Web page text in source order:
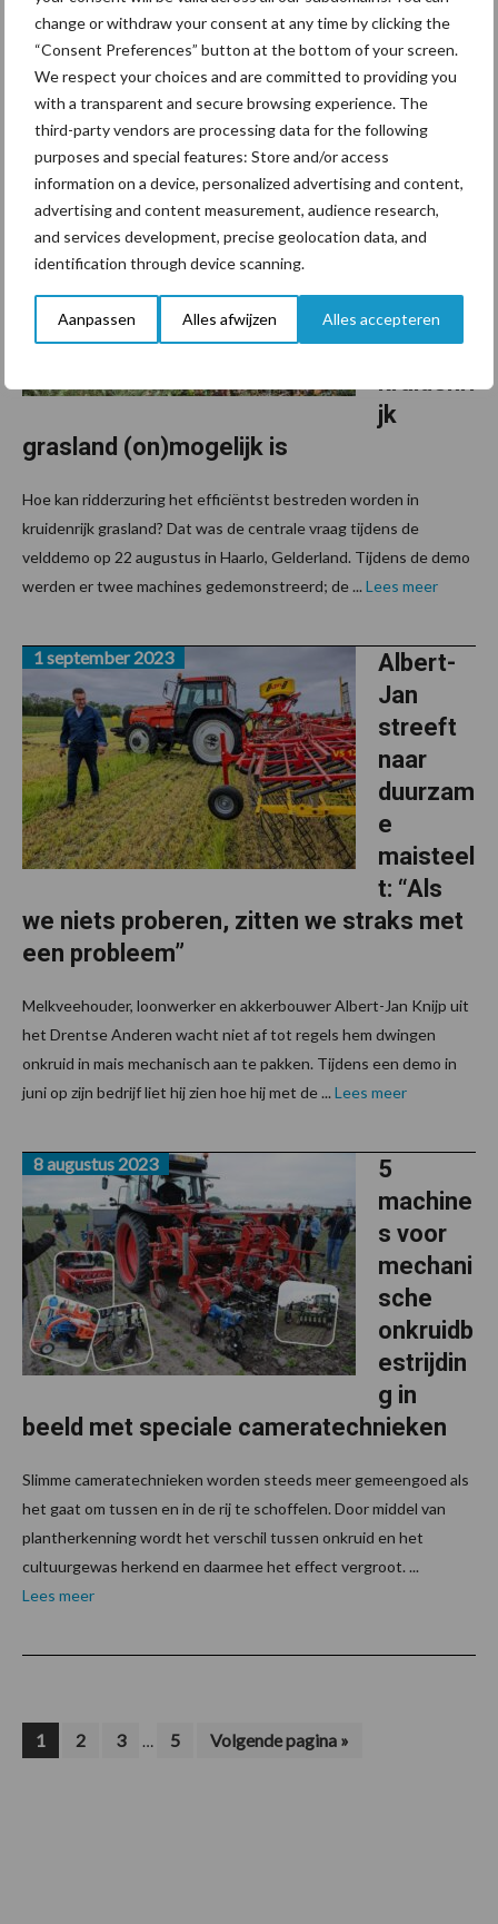
change or withdraw your consent at any time by clicking the
“Consent Preferences” button at the bottom of your screen.
We respect your choices and are committed to providing you
with a transparent and secure browsing experience. The
third-party vendors are processing data for the following
purposes and special features: Store and/or access
information on a device, personalized advertising and content,
advertising and content measurement, audience research,
and services development, precise geolocation data, and
identification through device scanning.
Aanpassen Alles afwijzen Alles accepteren
gt zich snel op grasland. Wanneer deze plant wordt ingekuild,
heeft dat gevolgen voor de kwaliteit van kuil. Freddy Westrik is
adviseur ruwvoer- en mineralenmanagement bij Agra-Matic uit
Ede. Hij stelt ...Lees meer
Waarom
het
bestrijde
ridderzu
ring in
kruidenri
jk
grasland (on)mogelijk is
4 september 2023
Hoe kan ridderzuring het efficiëntst bestreden worden in
kruidenrijk grasland? Dat was de centrale vraag tijdens de
velddemo op 22 augustus in Haarlo, Gelderland. Tijdens de demo
werden er twee machines gedemonstreerd; de ... Lees meer
Albert-
Jan
streeft
naar
duurzam
e
maisteel
t: “Als
we niets proberen, zitten we straks met
een probleem”
1 september 2023
Melkveehouder, loonwerker en akkerbouwer Albert-Jan Knijp uit
het Drentse Anderen wacht niet af tot regels hem dwingen
onkruid in mais mechanisch aan te pakken. Tijdens een demo in
juni op zijn bedrijf liet hij zien hoe hij met de ... Lees meer
5
machine
s voor
mechani
sche
onkruidb
estrijdin
g in
beeld met speciale cameratechnieken
8 augustus 2023
Slimme cameratechnieken worden steeds meer gemeengoed als
het gaat om tussen en in de rij te schoffelen. Door middel van
plantherkenning wordt het verschil tussen onkruid en het
cultuurgewas herkend en daarmee het effect vergroot. ...
Lees meer
Pagina
1 Pagina
2 Pagina
3
Interim
… Pagina
5
Ga
naar
Volgende pagina »